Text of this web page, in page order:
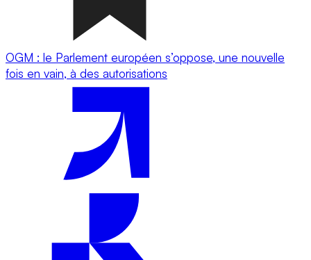
OGM : le Parlement européen s’oppose, une nouvelle
fois en vain, à des autorisations